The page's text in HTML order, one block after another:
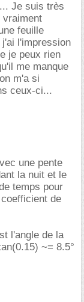
Je suis très
vraiment
feuille
l'impression
je peux rien
me manque
m'a si
ceux-ci...
une pente
la nuit et le
temps pour
de
l'angle de la
~= 8.5°